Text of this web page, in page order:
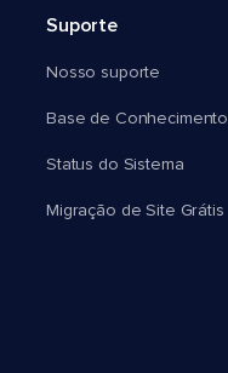
Suporte
Nosso suporte
Base de Conhecimento
Status do Sistema
Migração de Site Grátis